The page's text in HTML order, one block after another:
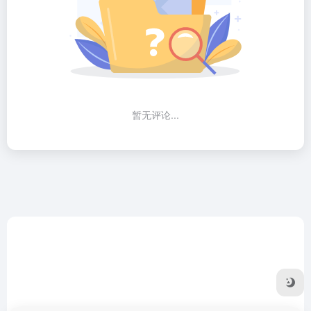
暂无评论...